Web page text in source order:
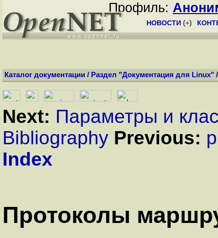
Профиль:
НОВОСТИ (+)
Каталог документации / Раздел "Документация для Linux"
Next: Параметры и
Bibliography Previous:
Index
Протоколы